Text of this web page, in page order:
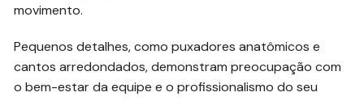
movimento.
Pequenos detalhes, como puxadores anatômicos e
cantos arredondados, demonstram preocupação com
o bem-estar da equipe e o profissionalismo do seu